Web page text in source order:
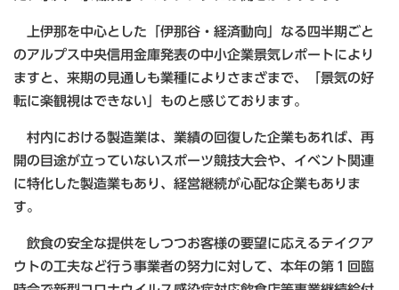
上伊那を中心とした「伊那谷・経済動向」なる四半期ごと
のアルプス中央信用金庫発表の中小企業景気レポートにより
ますと、来期の見通しも業種によりさまざまで、「景気の好
転に楽観視はできない」ものと感じております。
村内における製造業は、業績の回復した企業もあれば、再
開の目途が立っていないスポーツ競技大会や、イベント関連
に特化した製造業もあり、経営継続が心配な企業もありま
す。
飲食の安全な提供をしつつお客様の要望に応えるテイクア
ウトの工夫など行う事業者の努力に対して、本年の第１回臨